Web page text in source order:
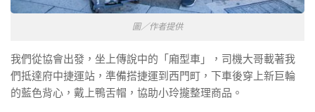
圖／作者提供
我們從協會出發，坐上傳說中的「廂型車」，司機大哥載著我
們抵達府中捷運站，準備搭捷運到西門町，下車後穿上新巨輪
的藍色背心，戴上鴨舌帽，協助小玲攏整理商品。